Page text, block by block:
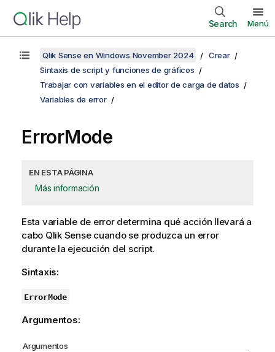
Search Menú
Qlik Sense en Windows November 2024
Crear
Sintaxis de script y funciones de gráficos
Trabajar con variables en el editor de carga de datos
Variables de error
ErrorMode
EN ESTA PÁGINA
Más información
Esta variable de error determina qué acción llevará a
cabo Qlik Sensecuando se produzca un error
durante la ejecución del script.
Sintaxis:
ErrorMode
Argumentos:
Argumentos